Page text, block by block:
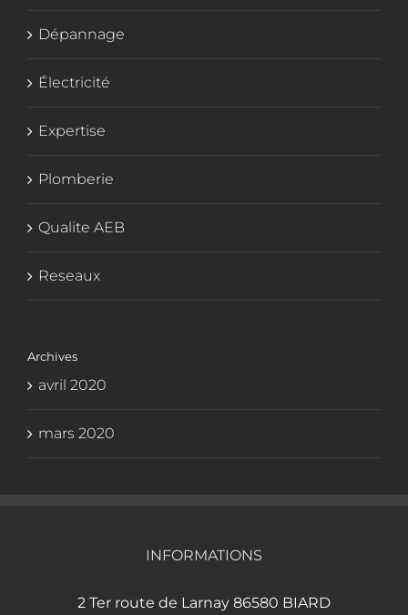
Dépannage
Électricité
Expertise
Plomberie
Qualite AEB
Reseaux
Archives
avril 2020
mars 2020
INFORMATIONS
2 Ter route de Larnay 86580 BIARD